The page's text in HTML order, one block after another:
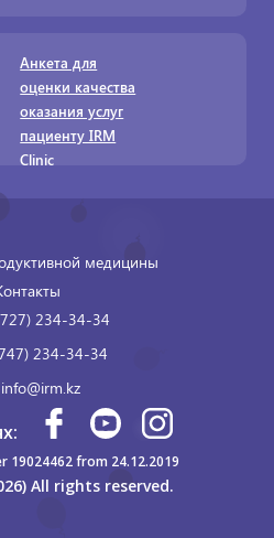
Анкета для
оценки качества
оказания услуг
пациенту IRM
Clinic
медицины
234-34-34
234-34-34
info@irm.kz
19024462 from 24.12.2019
All rights reserved.